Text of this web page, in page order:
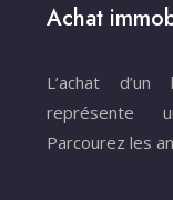
Achat
L’achat
représente
Parcourez les